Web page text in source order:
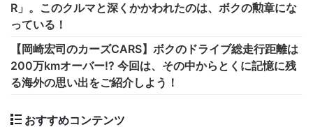
R」。このクルマと深くかかわれたのは、ボクの勲章にな
っている！
【岡崎宏司のカーズCARS】ボクのドライブ総走行距離は
200万kmオーバー!? 今回は、その中からとくに記憶に残
る海外の思い出をご紹介しよう！
おすすめコンテンツ